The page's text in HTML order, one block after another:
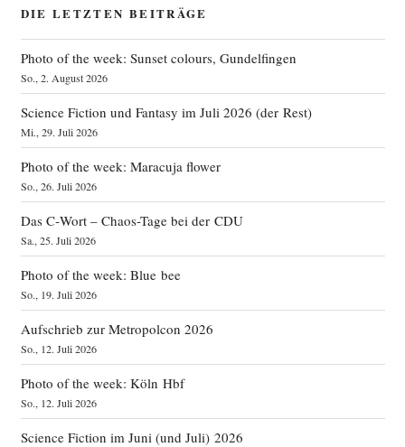
DIE LETZTEN BEITRÄGE
Photo of the week: Sunset colours, Gundelfingen
So., 2. August 2026
Science Fiction und Fantasy im Juli 2026 (der Rest)
Mi., 29. Juli 2026
Photo of the week: Maracuja flower
So., 26. Juli 2026
Das C‑Wort – Chaos-Tage bei der CDU
Sa., 25. Juli 2026
Photo of the week: Blue bee
So., 19. Juli 2026
Aufschrieb zur Metropolcon 2026
So., 12. Juli 2026
Photo of the week: Köln Hbf
So., 12. Juli 2026
Science Fiction im Juni (und Juli) 2026